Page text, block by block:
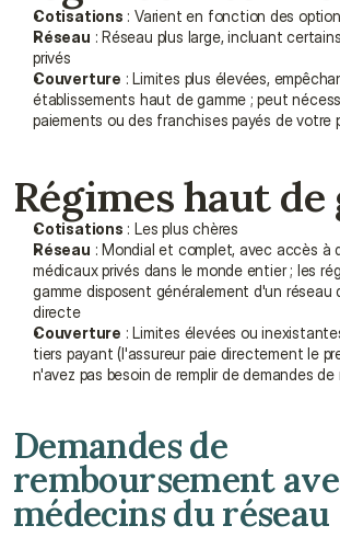
Cotisations : Varient en fonction des
Réseau : Réseau plus large, incluant
privés
Couverture : Limites plus élevées,
établissements haut de gamme ; peut
paiements ou des franchises payés de votre
Régimes haut de
Cotisations : Les plus chères
Réseau : Mondial et complet, avec accès à
médicaux privés dans le monde entier ; les
gamme disposent généralement d'un
directe
Couverture : Limites élevées ou
tiers payant (l'assureur paie directement le
n'avez pas besoin de remplir de demandes de
Demandes de
remboursement
médecins du réseau